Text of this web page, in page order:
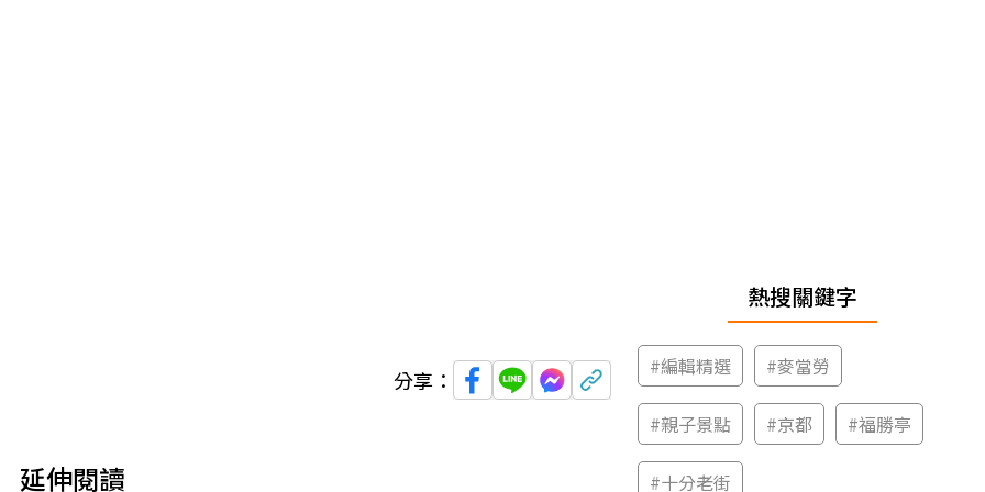
分享：
延伸閱讀
熱搜關鍵字
#編輯精選 #麥當勞
#親子景點 #京都 #福勝亭
#十分老街